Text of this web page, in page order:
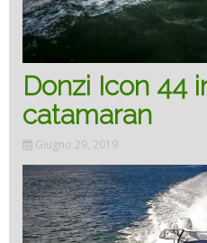
Donzi Icon 44
catamaran
Giugno 29, 2019